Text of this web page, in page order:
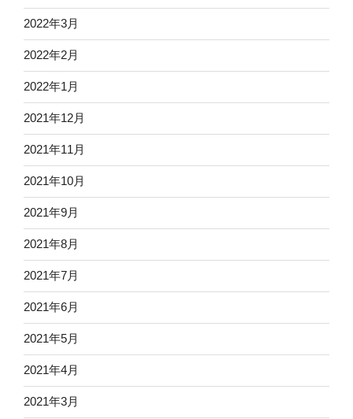
2022年3月
2022年2月
2022年1月
2021年12月
2021年11月
2021年10月
2021年9月
2021年8月
2021年7月
2021年6月
2021年5月
2021年4月
2021年3月